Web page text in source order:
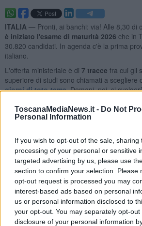
ToscanaMediaNews.it - Do Not
Personal Information
If you wish to opt-out of the sale, sharing
processing of your personal or sensitive
targeted advertising by us, please use
section to confirm your selection. Please
opt-out request is processed you may
interest-based ads based on personal
us or personal information disclosed to
your opt-out. You may separately opt-
disclosure of your personal information
ITALIA — Pronti, ai banchi: via! Alle 8,30 di
è iniziato l'esame di maturità 2026 che in
30.820 candidati. In agenda c'è la prima
italiano.
L'offerta ministeriale è di 7 tracce fra cui gli
superiore di studi sono chiamati a scegliere
giorni di toto-tema. Domani, poi, si
Stamani, intanto, il plico contenente le
Italia in contemporanea. Ecco quali temi
Tipologia A (2 tracce):
Ai maturandi sono stati proposti un brano
Vitaliano Brancatie la poesia diCesare
Piazza di Spagna" che vede al centro il suo
corrisposto per l'attrice statunitense